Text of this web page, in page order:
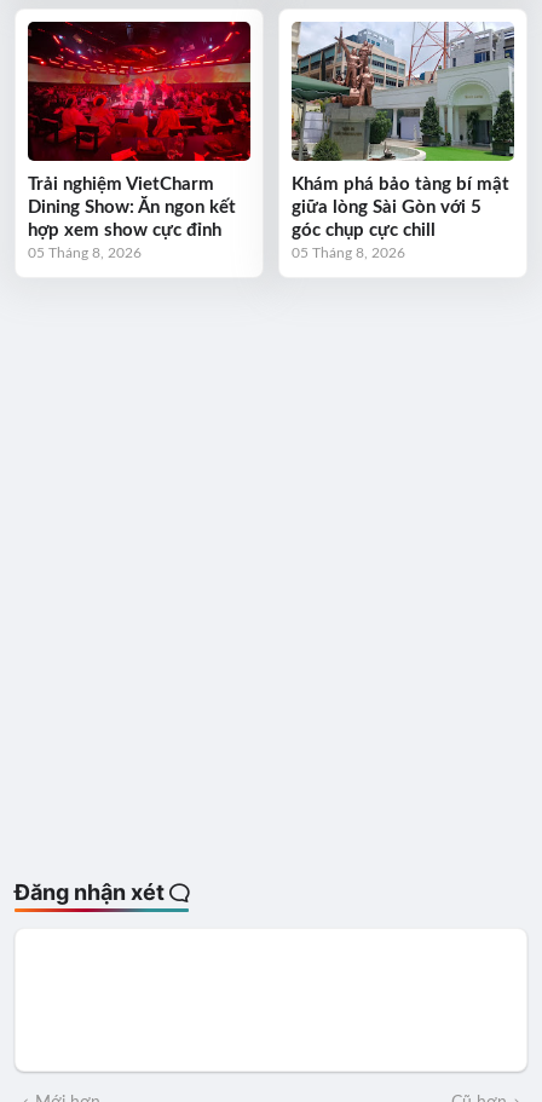
Trải nghiệm VietCharm
Dining Show: Ăn ngon kết
hợp xem show cực đỉnh
05 Tháng 8, 2026
Khám phá bảo tàng bí mật
giữa lòng Sài Gòn với 5
góc chụp cực chill
05 Tháng 8, 2026
Đăng nhận xét